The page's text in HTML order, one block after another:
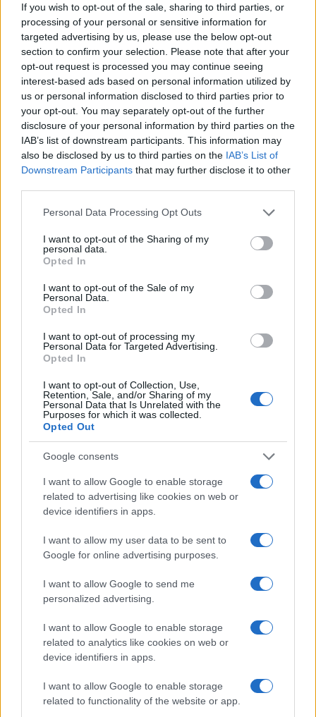
If you wish to opt-out of the sale, sharing to third parties, or
processing of your personal or sensitive information for
targeted advertising by us, please use the below opt-out
section to confirm your selection. Please note that after your
opt-out request is processed you may continue seeing
interest-based ads based on personal information utilized by
us or personal information disclosed to third parties prior to
your opt-out. You may separately opt-out of the further
disclosure of your personal information by third parties on the
IAB’s list of downstream participants. This information may
also be disclosed by us to third parties on the IAB’s List of
Downstream Participants that may further disclose it to other
Please note that this website/app uses one or more Google
not limited to your visit or usage behaviour. You may click to
grant or deny consent to Google and its third-party tags to
use your data for below specified purposes in below Google
consent section.
Personal Data Processing Opt Outs
I want to opt-out of the Sharing of my
personal data.
Opted In
I want to opt-out of the Sale of my
Personal Data.
Opted In
I want to opt-out of processing my
Personal Data for Targeted Advertising.
Opted In
I want to opt-out of Collection, Use,
Retention, Sale, and/or Sharing of my
Personal Data that Is Unrelated with the
Purposes for which it was collected.
Opted Out
Google consents
I want to allow Google to enable storage
related to advertising like cookies on web or
device identifiers in apps.
I want to allow my user data to be sent to
Google for online advertising purposes.
I want to allow Google to send me
personalized advertising.
I want to allow Google to enable storage
related to analytics like cookies on web or
device identifiers in apps.
I want to allow Google to enable storage
related to functionality of the website or app.
Venezia FC: il calendario e i dettagli della tournée
francese
Andrea Conforti · 7 Ago 2026
CALCIO
dirigenziali
Ilaria Mauri · 7 Ago 2026
PIÙ LETTI
Chouchaa: chi è il calciatore algerino?
Union Berlino-Cagliari: dove vedere l’amichevole
estiva in diretta
indossato le due maglie
A quanto ammonta il patrimonio di Andrea Pirlo?
Chi è Sara Gama: fidanzato, figli e vita privata
Sportmagazine: notizie, approfondimenti e classifiche su
calcio, basket, tennis, ciclismo, motori, Formula 1,
MotoGP e Olimpiadi. Le ultime news dalle competizioni